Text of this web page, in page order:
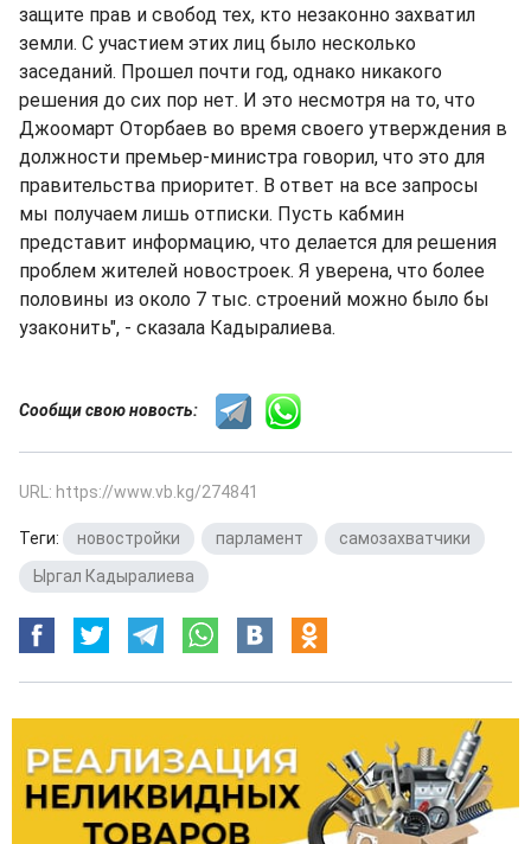
защите прав и свобод тех, кто незаконно захватил
земли. С участием этих лиц было несколько
заседаний. Прошел почти год, однако никакого
решения до сих пор нет. И это несмотря на то, что
Джоомарт Оторбаев во время своего утверждения в
должности премьер-министра говорил, что это для
правительства приоритет. В ответ на все запросы
мы получаем лишь отписки. Пусть кабмин
представит информацию, что делается для решения
проблем жителей новостроек. Я уверена, что более
половины из около 7 тыс. строений можно было бы
узаконить", - сказала Кадыралиева.
Сообщи свою новость:
URL: https://www.vb.kg/274841
Теги: новостройки парламент самозахватчики
Ыргал Кадыралиева